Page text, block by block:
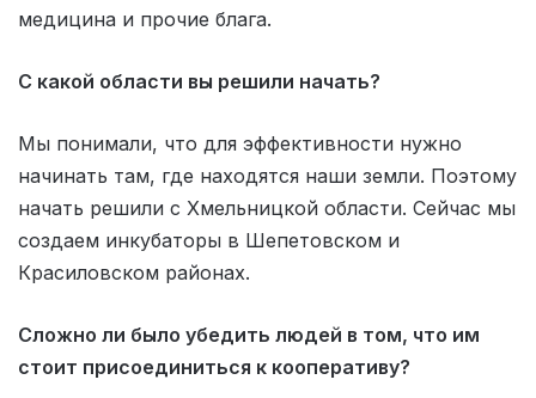
медицина и прочие блага.
С какой области вы решили начать?
Мы понимали, что для эффективности нужно
начинать там, где находятся наши земли. Поэтому
начать решили с Хмельницкой области. Сейчас мы
создаем инкубаторы в Шепетовском и
Красиловском районах.
Сложно ли было убедить людей в том, что им
стоит присоединиться к кооперативу?